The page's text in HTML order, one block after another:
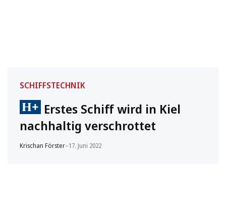
SCHIFFSTECHNIK
Erstes Schiff wird in Kiel
nachhaltig verschrottet
Krischan Förster–17. Juni 2022